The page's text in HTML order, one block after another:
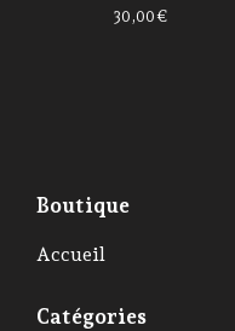
30,00€
Boutique
Accueil
Catégories